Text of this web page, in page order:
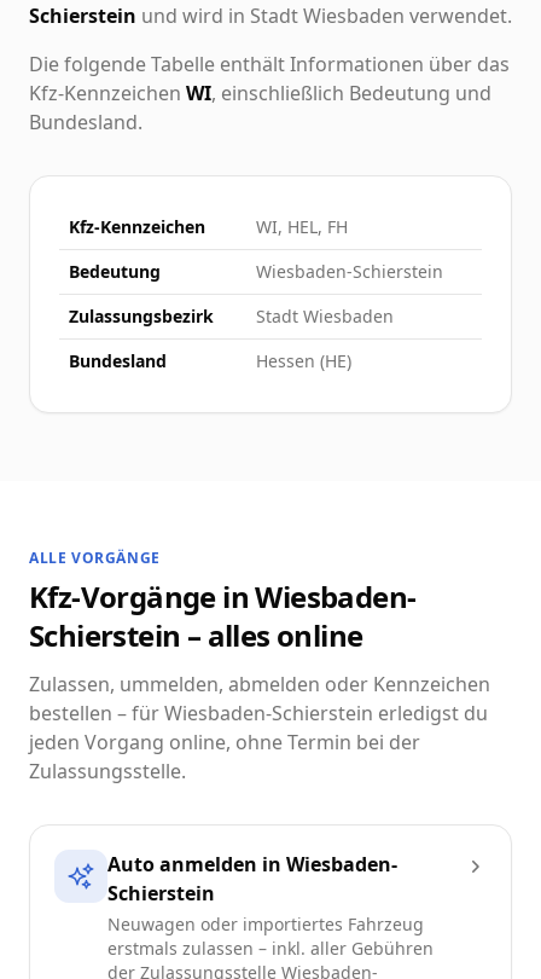
Schierstein und wird in Stadt Wiesbaden verwendet.
Die folgende Tabelle enthält Informationen über das
Kfz-Kennzeichen WI, einschließlich Bedeutung und
Bundesland.
Kfz-Kennzeichen
WI, HEL, FH
Bedeutung
Wiesbaden-Schierstein
Zulassungsbezirk
Stadt Wiesbaden
Bundesland
Hessen (HE)
ALLE VORGÄNGE
Kfz-Vorgänge in Wiesbaden-
Schierstein – alles online
Zulassen, ummelden, abmelden oder Kennzeichen
bestellen – für Wiesbaden-Schierstein erledigst du
jeden Vorgang online, ohne Termin bei der
Zulassungsstelle.
Auto anmelden in Wiesbaden-
Schierstein
Neuwagen oder importiertes Fahrzeug
erstmals zulassen – inkl. aller Gebühren
der Zulassungsstelle Wiesbaden-